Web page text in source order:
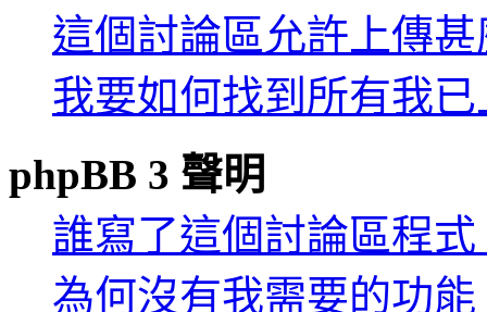
這個討論區允許上傳
我要如何找到所有我
phpBB 3 聲明
誰寫了這個討論區程式
為何沒有我需要的功能